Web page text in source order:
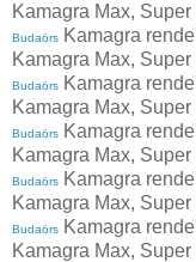
Kamagra Max,
Budaörs Kamagra
Kamagra Max,
Budaörs Kamagra
Kamagra Max,
Budaörs Kamagra
Kamagra Max,
Budaörs Kamagra
Kamagra Max,
Budaörs Kamagra
Kamagra Max,